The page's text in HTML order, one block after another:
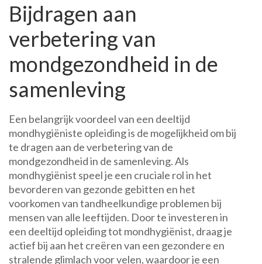
Bijdragen aan
verbetering van
mondgezondheid in de
samenleving
Een belangrijk voordeel van een deeltijd
mondhygiëniste opleiding is de mogelijkheid om bij
te dragen aan de verbetering van de
mondgezondheid in de samenleving. Als
mondhygiënist speel je een cruciale rol in het
bevorderen van gezonde gebitten en het
voorkomen van tandheelkundige problemen bij
mensen van alle leeftijden. Door te investeren in
een deeltijd opleiding tot mondhygiënist, draag je
actief bij aan het creëren van een gezondere en
stralende glimlach voor velen, waardoor je een